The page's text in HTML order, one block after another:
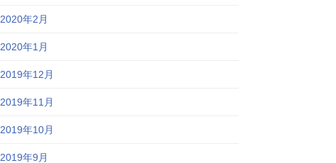
2020年2月
2020年1月
2019年12月
2019年11月
2019年10月
2019年9月